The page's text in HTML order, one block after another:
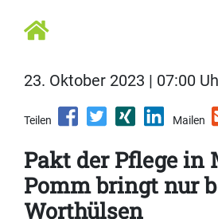
23. Oktober 2023 | 07:00
Teilen Mailen
Pakt der Pflege in
Pomm bringt nur
Worthülsen